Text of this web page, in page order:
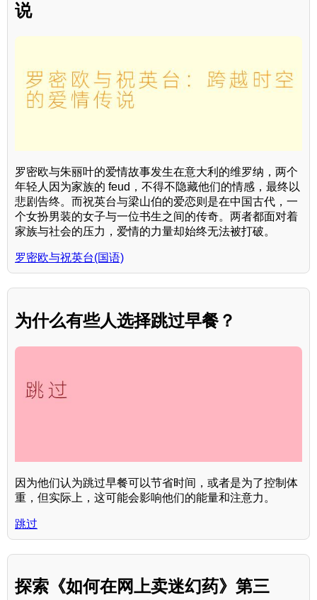
说
罗密欧与朱丽叶的爱情故事发生在意大利的维罗纳，两个
年轻人因为家族的 feud，不得不隐藏他们的情感，最终以
悲剧告终。而祝英台与梁山伯的爱恋则是在中国古代，一
个女扮男装的女子与一位书生之间的传奇。两者都面对着
家族与社会的压力，爱情的力量却始终无法被打破。
罗密欧与祝英台(国语)
为什么有些人选择跳过早餐？
因为他们认为跳过早餐可以节省时间，或者是为了控制体
重，但实际上，这可能会影响他们的能量和注意力。
跳过
探索《如何在网上卖迷幻药》第三